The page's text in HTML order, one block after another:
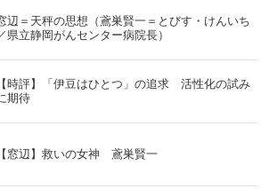
辺＝天秤の思想（鳶巣賢一＝とびす・けんいち
県立静岡がんセンター病院長）
【時評】「伊豆はひとつ」の追求 活性化の試み
期待
【窓辺】救いの女神 鳶巣賢一